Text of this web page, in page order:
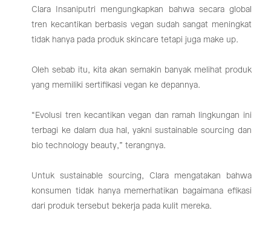
Clara Insaniputri mengungkapkan bahwa secara global
tren kecantikan berbasis vegan sudah sangat meningkat
tidak hanya pada produk skincare tetapi juga make up.
Oleh sebab itu, kita akan semakin banyak melihat produk
yang memiliki sertifikasi vegan ke depannya.
“Evolusi tren kecantikan vegan dan ramah lingkungan ini
terbagi ke dalam dua hal, yakni sustainable sourcing dan
bio technology beauty,” terangnya.
Untuk sustainable sourcing, Clara mengatakan bahwa
konsumen tidak hanya memerhatikan bagaimana efikasi
dari produk tersebut bekerja pada kulit mereka.